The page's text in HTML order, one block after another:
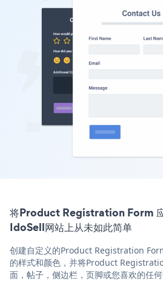
将Product Registration Form 应
IdoSell网站上从未如此简单
创建自定义的Product Registration
的样式和颜色，并将Product
面，帖子，侧边栏，页脚或您喜欢的任何